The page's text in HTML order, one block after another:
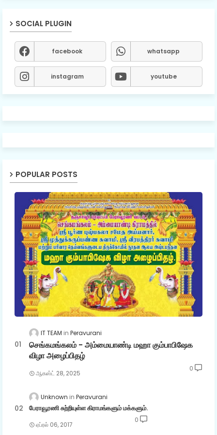
SOCIAL PLUGIN
facebook whatsapp
instagram youtube
POPULAR POSTS
IT TEAM Peravurani
செங்கமங்கலம் - அம்மையாண்டி மஹா கும்பாபிஷேக
விழா அழைப்பிதழ்
ஆகஸ்ட் 28, 2025
0
Unknown Peravurani
பேராவூரணி சுற்றியுள்ள கிராமங்களும் மக்களும்.
ஏப்ரல் 06, 2017
0